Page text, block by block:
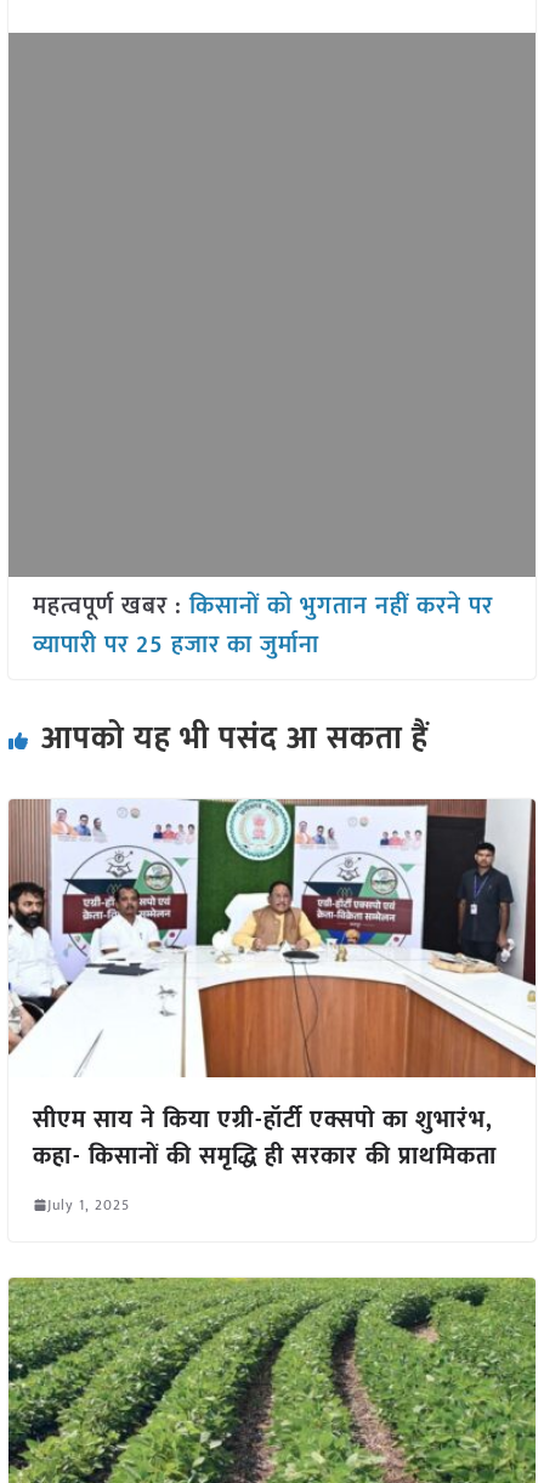
महत्वपूर्ण खबर : किसानों को भुगतान नहीं करने पर
व्यापारी पर 25 हजार का जुर्माना
आपको यह भी पसंद आ सकता हैं
सीएम साय ने किया एग्री-हॉर्टी एक्सपो का शुभारंभ,
कहा- किसानों की समृद्धि ही सरकार की प्राथमिकता
July 1, 2025